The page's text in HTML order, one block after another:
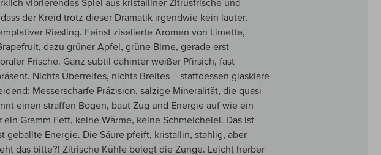
vibrierendes Spiel aus kristalliner Zitrusfrische und
der Kreid trotz dieser Dramatik irgendwie kein lauter,
Riesling. Feinst ziselierte Aromen von Limette,
dazu grüner Apfel, grüne Birne, gerade erst
Frische. Ganz subtil dahinter weißer Pfirsich, fast
Nichts Überreifes, nichts Breites – stattdessen glasklare
Messerscharfe Präzision, salzige Mineralität, die quasi
einen straffen Bogen, baut Zug und Energie auf wie ein
Gramm Fett, keine Wärme, keine Schmeichelei. Das ist
geballte Energie. Die Säure pfeift, kristallin, stahlig, aber
das bitte?! Zitrische Kühle belegt die Zunge. Leicht herber